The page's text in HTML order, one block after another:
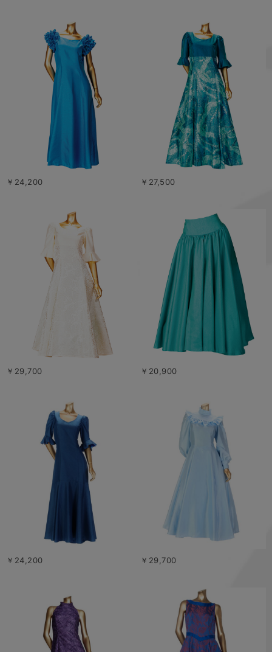
￥24,200 ￥27,500
￥29,700 ￥20,900
￥24,200 ￥29,700